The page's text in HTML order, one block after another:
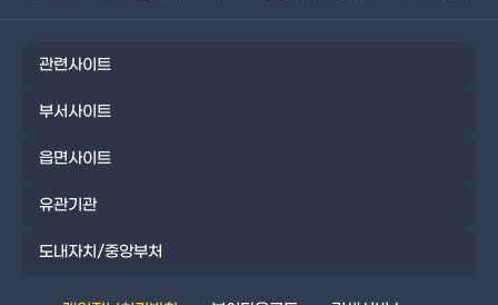
관련사이트
부서사이트
읍면사이트
유관기관
도내자치/중앙부처